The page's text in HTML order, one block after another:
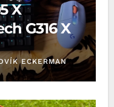
X
G316 X
ECKERMAN